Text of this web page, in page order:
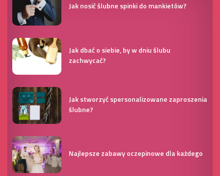
Jak nosić ślubne spinki do mankietów?
Jak dbać o siebie, by w dniu ślubu
zachwycać?
Jak stworzyć spersonalizowane zaproszenia
ślubne?
Najlepsze zabawy oczepinowe dla każdego